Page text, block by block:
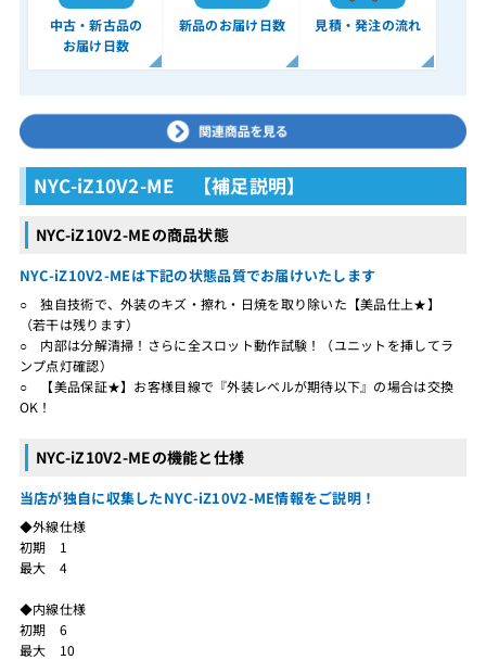
中古・新古品の
お届け日数
新品のお届け日数 見積・発注の流れ
NYC-iZ10V2-ME 【補足説明】
NYC-iZ10V2-MEの商品状態
NYC-iZ10V2-MEは下記の状態品質でお届けいたします
○ 独自技術で、外装のキズ・擦れ・日焼を取り除いた【美品仕上★】
（若干は残ります）
○ 内部は分解清掃！さらに全スロット動作試験！（ユニットを挿してラ
ンプ点灯確認）
○ 【美品保証★】お客様目線で『外装レベルが期待以下』の場合は交換
OK！
NYC-iZ10V2-MEの機能と仕様
当店が独自に収集したNYC-iZ10V2-ME情報をご説明！
◆外線仕様
初期 1
最大 4
◆内線仕様
初期 6
最大 10